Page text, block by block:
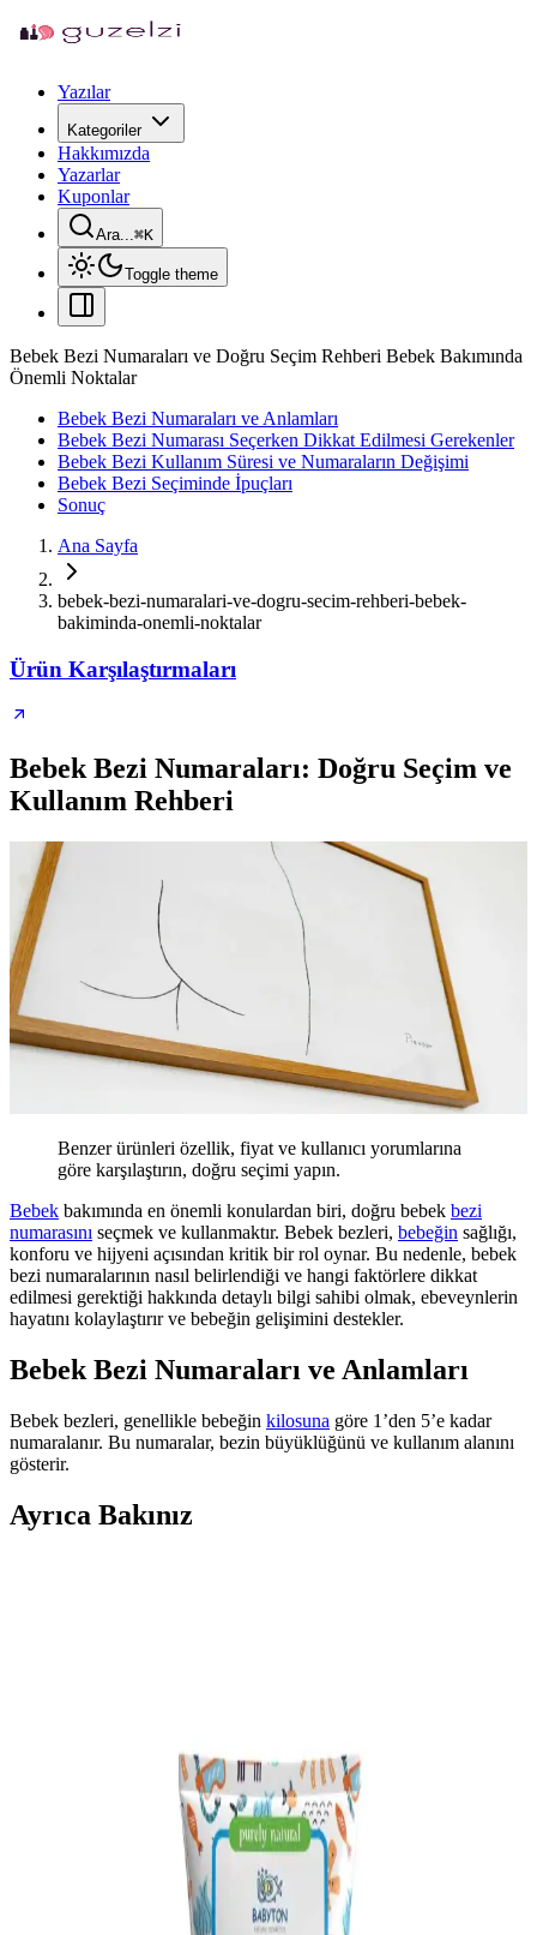
Yazılar
Kategoriler
Hakkımızda
Yazarlar
Kuponlar
Ara...⌘K
Toggle theme
Bebek Bezi Numaraları ve Doğru Seçim Rehberi Bebek Bakımında
Önemli Noktalar
Bebek Bezi Numaraları ve Anlamları
Bebek Bezi Numarası Seçerken Dikkat Edilmesi Gerekenler
Bebek Bezi Kullanım Süresi ve Numaraların Değişimi
Bebek Bezi Seçiminde İpuçları
Sonuç
Ana Sayfa
bebek-bezi-numaralari-ve-dogru-secim-rehberi-bebek-
bakiminda-onemli-noktalar
Ürün Karşılaştırmaları
Bebek Bezi Numaraları: Doğru Seçim ve
Kullanım Rehberi
Benzer ürünleri özellik, fiyat ve kullanıcı yorumlarına
göre karşılaştırın, doğru seçimi yapın.
Bebek bakımında en önemli konulardan biri, doğru bebek bezi
numarasını seçmek ve kullanmaktır. Bebek bezleri, bebeğin sağlığı,
konforu ve hijyeni açısından kritik bir rol oynar. Bu nedenle, bebek
bezi numaralarının nasıl belirlendiği ve hangi faktörlere dikkat
edilmesi gerektiği hakkında detaylı bilgi sahibi olmak, ebeveynlerin
hayatını kolaylaştırır ve bebeğin gelişimini destekler.
Bebek Bezi Numaraları ve Anlamları
Bebek bezleri, genellikle bebeğin kilosuna göre 1’den 5’e kadar
numaralanır. Bu numaralar, bezin büyüklüğünü ve kullanım alanını
gösterir.
Ayrıca Bakınız
Yöntemleri Hakkında Bilgi
Bebek aknesi, yenidoğanlarda görülen geçici ve kendiliğinden
geçen cilt rahatsızlığıdır. Doğru bakım ve hijyenle iyileşme
hızlandırılır, uzman önerisiyle uygun tedavi sağlanabilir.
Doğal Bebek Yağı ile Hassas Ciltler İçin Güvenilir ve
Etkili Bakım Çözümleri